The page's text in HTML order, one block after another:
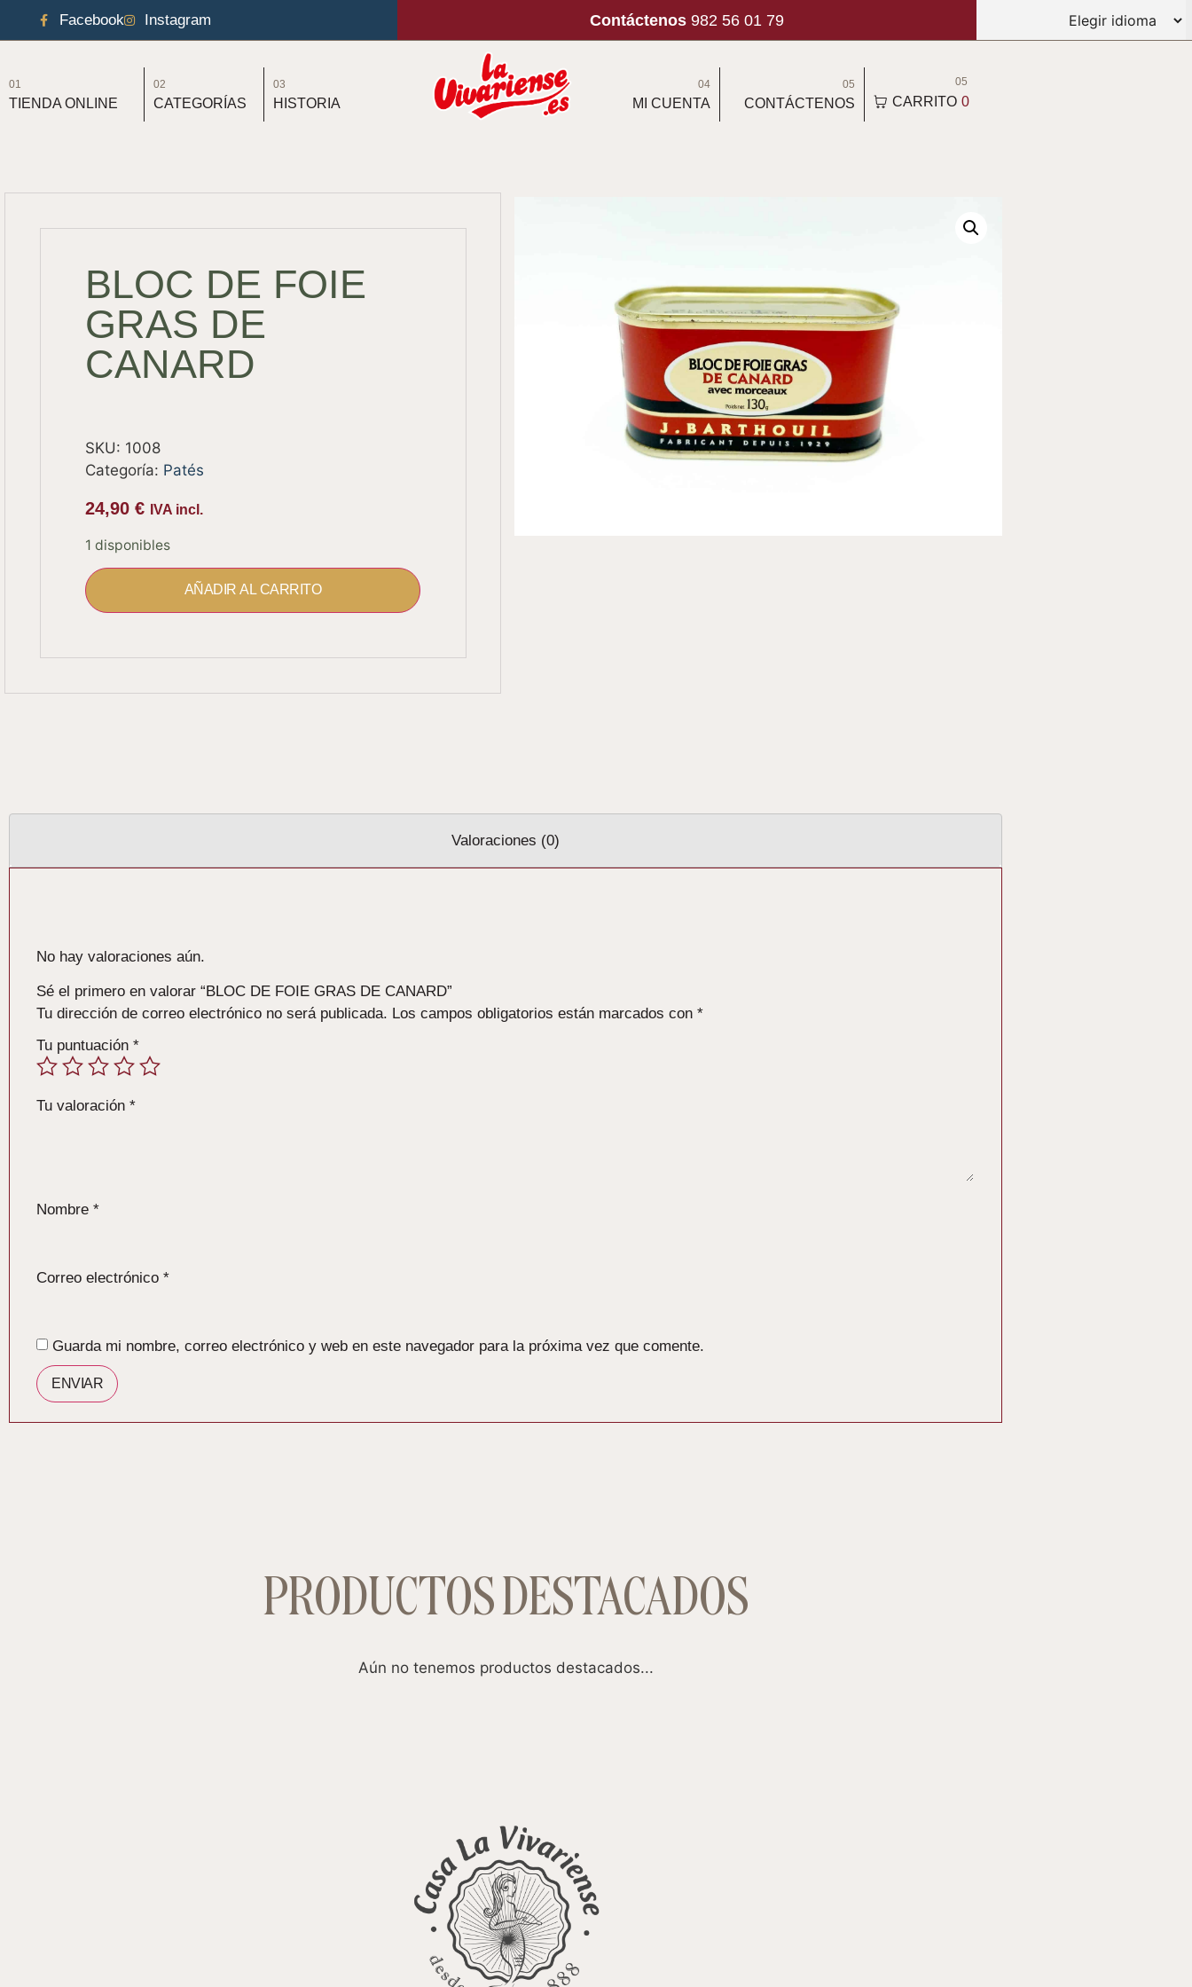
Facebook Instagram Contáctenos 982 56 01 79
01
TIENDA ONLINE
02
CATEGORÍAS
03
HISTORIA
04
MI CUENTA
05
CONTÁCTENOS
05
CARRITO 0
BLOC DE FOIE
GRAS DE
CANARD
SKU: 1008
Categoría: Patés
24,90 € IVA incl.
1 disponibles
AÑADIR AL CARRITO
Valoraciones (0)
No hay valoraciones aún.
Sé el primero en valorar “BLOC DE FOIE GRAS DE CANARD”
Tu dirección de correo electrónico no será publicada. Los campos obligatorios están marcados con *
Tu puntuación *
Tu valoración *
Nombre *
Correo electrónico *
Guarda mi nombre, correo electrónico y web en este navegador para la próxima vez que comente.
PRODUCTOS DESTACADOS
Aún no tenemos productos destacados...